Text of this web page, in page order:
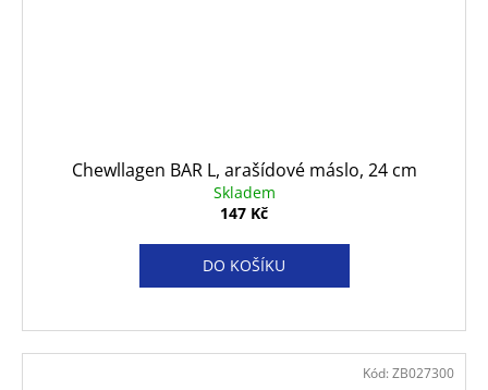
Chewllagen BAR L, arašídové máslo, 24 cm
Skladem
147 Kč
DO KOŠÍKU
Kód: ZB027300